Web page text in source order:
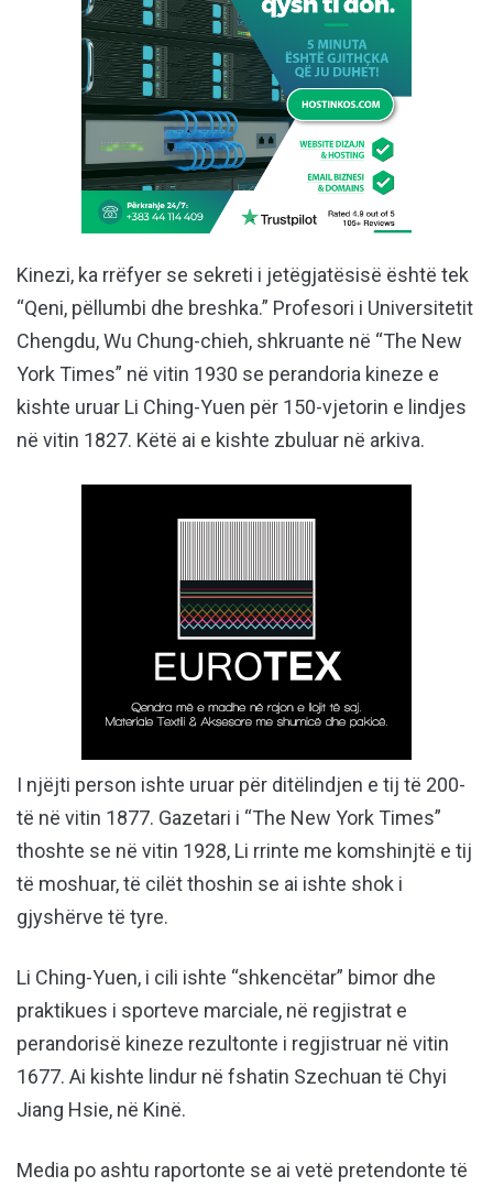
Kinezi, ka rrëfyer se sekreti i jetëgjatësisë është tek
“Qeni, pëllumbi dhe breshka.” Profesori i Universitetit
Chengdu, Wu Chung-chieh, shkruante në “The New
York Times” në vitin 1930 se perandoria kineze e
kishte uruar Li Ching-Yuen për 150-vjetorin e lindjes
në vitin 1827. Këtë ai e kishte zbuluar në arkiva.
I njëjti person ishte uruar për ditëlindjen e tij të 200-
të në vitin 1877. Gazetari i “The New York Times”
thoshte se në vitin 1928, Li rrinte me komshinjtë e tij
të moshuar, të cilët thoshin se ai ishte shok i
gjyshërve të tyre.
Li Ching-Yuen, i cili ishte “shkencëtar” bimor dhe
praktikues i sporteve marciale, në regjistrat e
perandorisë kineze rezultonte i regjistruar në vitin
1677. Ai kishte lindur në fshatin Szechuan të Chyi
Jiang Hsie, në Kinë.
Media po ashtu raportonte se ai vetë pretendonte të